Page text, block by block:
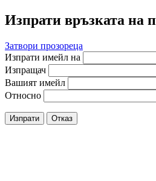
Изпрати връзката на
Затвори прозореца
Изпрати имейл на
Изпращач
Вашият имейл
Относно
Изпрати Отказ